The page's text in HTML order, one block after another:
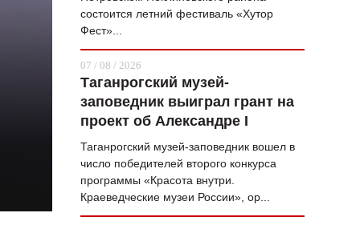
ХАЙП
ЧЕЛОВЕК ОСОБЕННЫЙ
КУЛЬТ ЕДЫ
АФИША
ЖУРНАЛ
состоится летний фестиваль «Хутор
Фест»...
07 / 08 / 2026
Таганрогский музей-
заповедник выиграл грант на
проект об Александре I
Таганрогский музей-заповедник вошел в
число победителей второго конкурса
программы «Красота внутри.
Краеведческие музеи России», ор...